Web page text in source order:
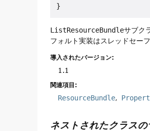
ListResourceBundleサブク
フォルト実装はスレッドセーフ
導入されたバージョン:
1.1
関連項目:
ResourceBundle
ネストされたクラスの